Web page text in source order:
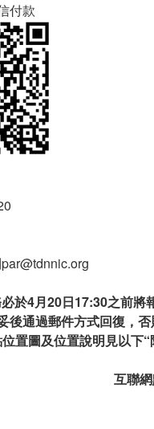
付款
par@tdnnic.org
於4月20日17:30之前將
後通過郵件方式回復，
置圖及位置說明見以下“
互聯